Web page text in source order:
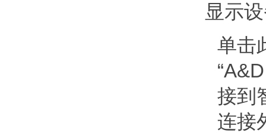
显示
单击
接到
连接